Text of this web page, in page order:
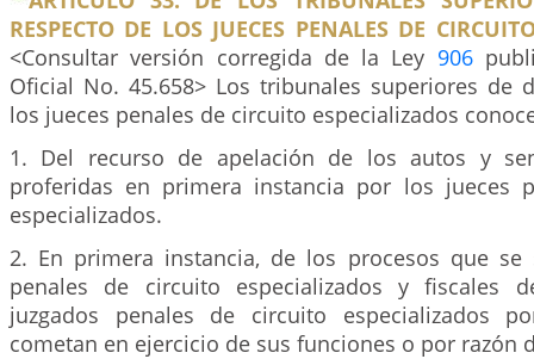
RESPECTO DE LOS JUECES PENALES DE
<Consultar versión corregida de la Ley 906
Oficial No. 45.658> Los tribunales superiores de
los jueces penales de circuito especializados
1. Del recurso de apelación de los autos y
proferidas en primera instancia por los jueces
especializados.
2. En primera instancia, de los procesos que se
penales de circuito especializados y fiscales
juzgados penales de circuito especializados
cometan en ejercicio de sus funciones o por razón